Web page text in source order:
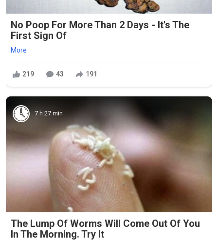
No Poop For More Than 2 Days - It's The
First Sign Of
More
219 43 191
7 h 27 min
The Lump Of Worms Will Come Out Of You
In The Morning. Try It